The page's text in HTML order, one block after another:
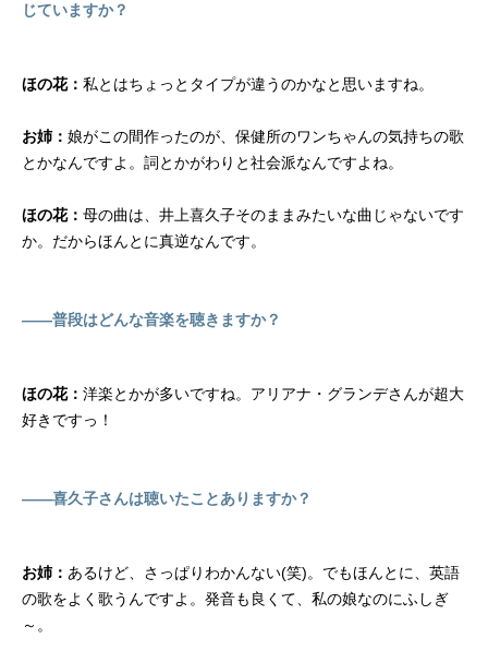
じていますか？
ほの花： 私とはちょっとタイプが違うのかなと思いますね。
お姉： 娘がこの間作ったのが、保健所のワンちゃんの気持ちの歌
とかなんですよ。詞とかがわりと社会派なんですよね。
ほの花： 母の曲は、井上喜久子そのままみたいな曲じゃないです
か。だからほんとに真逆なんです。
――普段はどんな音楽を聴きますか？
ほの花： 洋楽とかが多いですね。アリアナ・グランデさんが超大
好きですっ！
――喜久子さんは聴いたことありますか？
お姉： あるけど、さっぱりわかんない(笑)。でもほんとに、英語
の歌をよく歌うんですよ。発音も良くて、私の娘なのにふしぎ
～。